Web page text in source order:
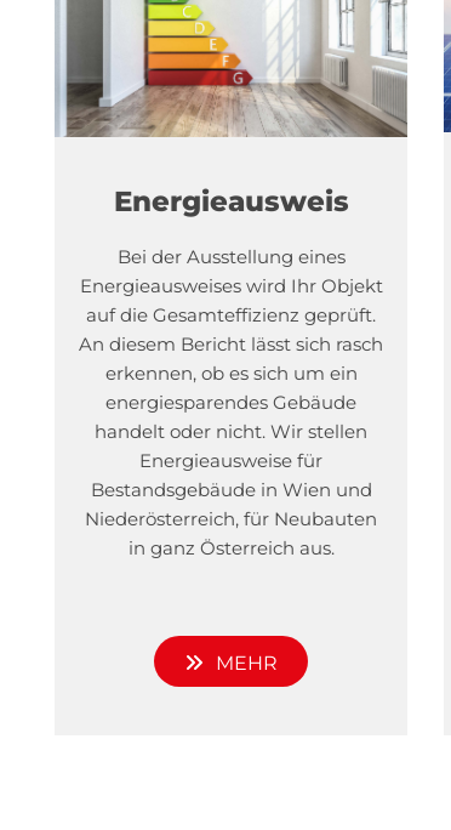
Energieausweis
Bei der Ausstellung eines
Energieausweises wird Ihr Objekt
auf die Gesamteffizienz geprüft.
An diesem Bericht lässt sich rasch
erkennen, ob es sich um ein
energiesparendes Gebäude
handelt oder nicht. Wir stellen
Energieausweise für
Bestandsgebäude in Wien und
Niederösterreich, für Neubauten
in ganz Österreich aus.
MEHR